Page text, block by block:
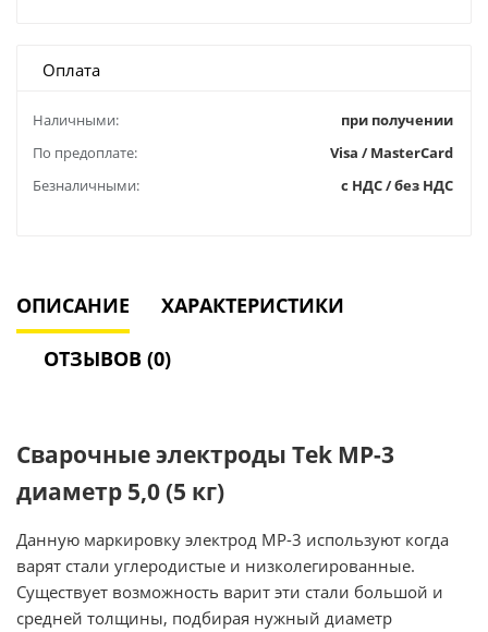
Оплата
Наличными:
при получении
По предоплате:
Visa / MasterCard
Безналичными:
с НДС / без НДС
ОПИСАНИЕ ХАРАКТЕРИСТИКИ
ОТЗЫВОВ (0)
Cварочные электроды Теk MP-3
диаметр 5,0 (5 кг)
Данную маркировку электрод МP-3 используют когда
варят стали углеродистые и низколегированные.
Существует возможность варит эти стали большой и
средней толщины, подбирая нужный диаметр